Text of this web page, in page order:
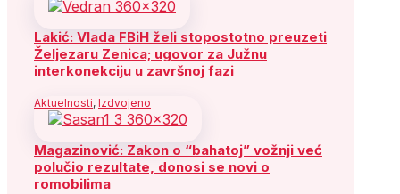
Lakić: Vlada FBiH želi stopostotno preuzeti
Željezaru Zenica; ugovor za Južnu
interkonekciju u završnoj fazi
Aktuelnosti, Izdvojeno
Magazinović: Zakon o “bahatoj” vožnji već
polučio rezultate, donosi se novi o
romobilima